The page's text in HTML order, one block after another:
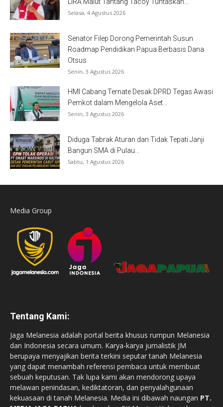
Selasa, 4 Agustus 2026
Senator Filep Dorong Pemerintah Susun
Roadmap Pendidikan Papua Berbasis Dana
Otsus
Senin, 3 Agustus 2026
HMI Cabang Ternate Desak DPRD Tegas Awasi
Pemkot dalam Mengelola Aset...
Senin, 3 Agustus 2026
Diduga Tabrak Aturan dan Tidak Tepati Janji
Bangun SMA di Pulau...
Sabtu, 1 Agustus 2026
Media Group
Tentang Kami:
Jaga Melanesia adalah portal berita khusus rumpun Melanesia
dan Indonesia secara umum. Karya-karya jurnalistik JM
berupaya menyajikan berita terkini seputar tanah Melanesia
yang dapat menambah referensi pembaca untuk membuat
sebuah keputusan. Tak lupa kami akan mendorong upaya
melawan penindasan, kediktatoran, dan penyalahgunaan
kekuasaan di tanah Melanesia. Media ini dibawah naungan PT.